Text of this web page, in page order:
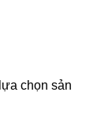
chọn sản